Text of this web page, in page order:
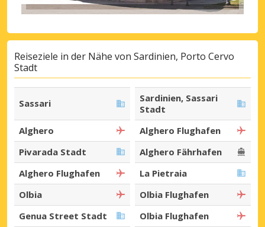
Reiseziele in der Nähe von Sardinien, Porto Cervo
Stadt
Sassari
Sardinien, Sassari
Stadt
Alghero
Alghero Flughafen
Pivarada Stadt
Alghero Fährhafen
Alghero Flughafen
La Pietraia
Olbia
Olbia Flughafen
Genua Street Stadt
Olbia Flughafen